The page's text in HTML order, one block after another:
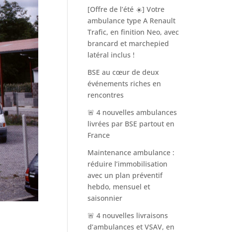
[Offre de l’été ☀️] Votre
ambulance type A Renault
Trafic, en finition Neo, avec
brancard et marchepied
latéral inclus !
BSE au cœur de deux
événements riches en
rencontres
🚨 4 nouvelles ambulances
livrées par BSE partout en
France
Maintenance ambulance :
réduire l’immobilisation
avec un plan préventif
hebdo, mensuel et
saisonnier
🚨 4 nouvelles livraisons
d’ambulances et VSAV, en